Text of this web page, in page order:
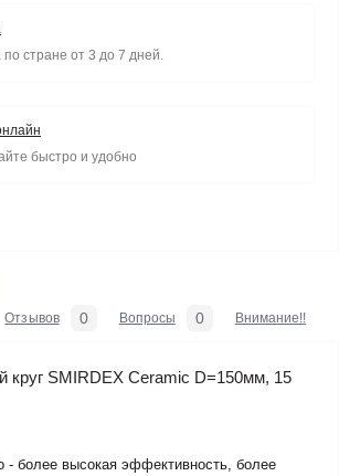
по стране от 3 до 7 дней.
быстро и удобно
Отзывов 0 Вопросы 0 Внимание!!
круг SMIRDEX Ceramic D=150мм, 15
- более высокая эффективность, более